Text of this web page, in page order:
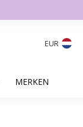
EUR
MERKEN